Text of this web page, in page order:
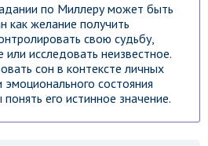
по Миллеру может быть
как желание получить
свою судьбу,
или исследовать неизвестное.
сон в контексте личных
эмоционального состояния
его истинное значение.